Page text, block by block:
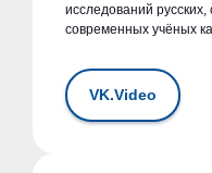
исследований русских,
современных учёных
VK.Video